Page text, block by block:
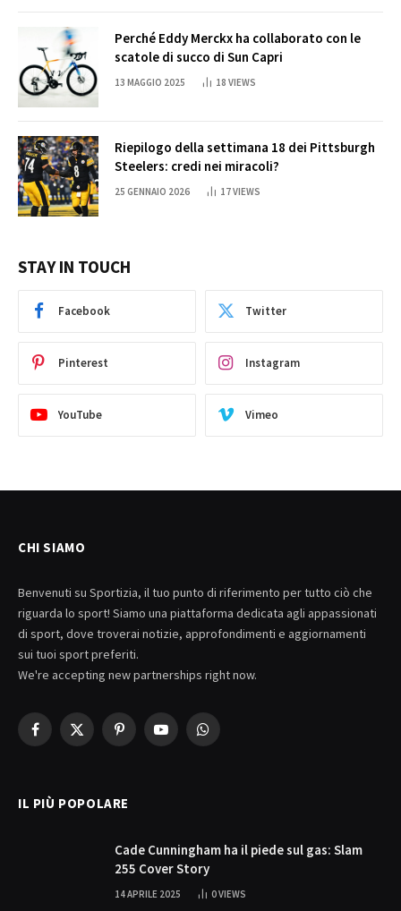
Perché Eddy Merckx ha collaborato con le
scatole di succo di Sun Capri
13 MAGGIO 2025 18 VIEWS
Riepilogo della settimana 18 dei Pittsburgh
Steelers: credi nei miracoli?
25 GENNAIO 2026 17VIEWS
STAY IN TOUCH
Facebook Twitter
Pinterest Instagram
YouTube Vimeo
CHI SIAMO
Benvenuti su Sportizia, il tuo punto di riferimento per tutto ciò che
riguarda lo sport! Siamo una piattaforma dedicata agli appassionati
di sport, dove troverai notizie, approfondimenti e aggiornamenti
sui tuoi sport preferiti.
We're accepting new partnerships right now.
Facebook
X
PinterestYouTubeWhatsApp
IL PIÙ POPOLARE
Cade Cunningham ha il piede sul gas: Slam
255 Cover Story
14 APRILE 2025 0VIEWS